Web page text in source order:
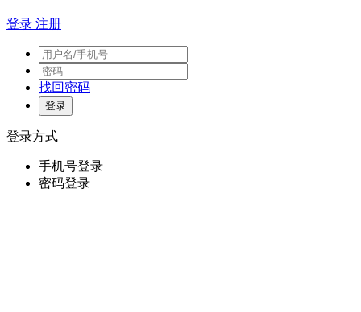
登录 注册
找回密码
登录方式
手机号登录
密码登录